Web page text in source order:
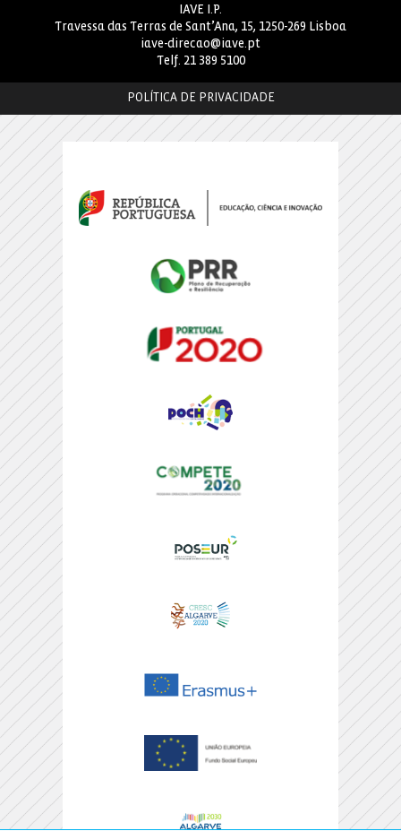
IAVE I.P.
Travessa das Terras de Sant’Ana, 15, 1250-269 Lisboa
iave-direcao@iave.pt
Telf. 21 389 5100
POLÍTICA DE PRIVACIDADE